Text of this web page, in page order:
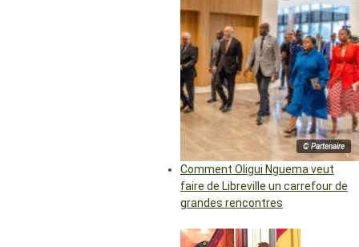
© Partenaire
Comment Oligui Nguema veut
faire de Libreville un carrefour de
grandes rencontres